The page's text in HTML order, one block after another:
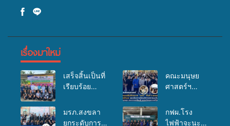
เรื่องมาใหม่
เสร็จสิ้นเป็นที่
เรียบร้อย
เคลื่อนที่
คณะมนุษย
ศาสตร์ฯ
จัดอบรมเสริม
ศักยภาพ
มรภ.สงขลา
ยกระดับการ
กฟผ.โรง
ไฟฟ้าจะนะ